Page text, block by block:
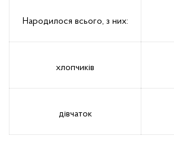
Народилося всього, з них:
хлопчиків
дівчаток